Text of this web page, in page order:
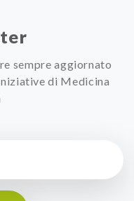
sempre aggiornato
di Medicina